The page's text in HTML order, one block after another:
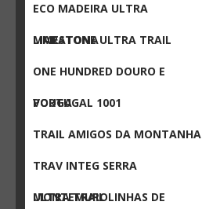
ECO MADEIRA ULTRA
MARATONA
LIMESTONE ULTRA TRAIL
ONE HUNDRED DOURO E
VOUGA
PORTUGAL 1001
TRAIL AMIGOS DA MONTANHA
TRAV INTEG SERRA
MONTEMURO
ULTRA TRAIL LINHAS DE